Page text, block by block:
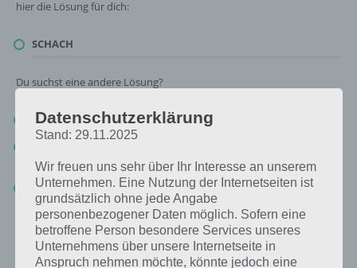
hier die Lösung für dich:
SCHACH
Du suchst eine andere Lösung?
Tägliches BONUS Rätsel: Zur Lösung vom 8.9.2019
8.9.2018, als Lösung gesucht war
Zur Übersicht:4 Bilder 1 Wort Lösungen zu Chile im September
2019!
Datenschutzerklärung
Stand: 29.11.2025
Wir freuen uns sehr über Ihr Interesse an unserem
Unternehmen. Eine Nutzung der Internetseiten ist
grundsätzlich ohne jede Angabe
personenbezogener Daten möglich. Sofern eine
betroffene Person besondere Services unseres
Unternehmens über unsere Internetseite in
Anspruch nehmen möchte, könnte jedoch eine